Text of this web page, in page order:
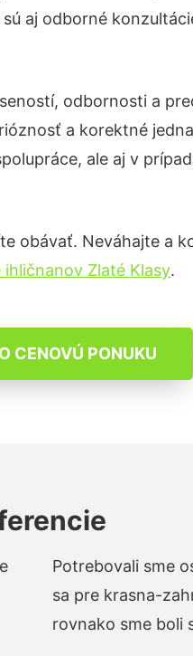
aj odborné
odbornosti a
a korektné
ale aj v
obávať. Neváhajte a
ihličnanov Zlaté Klasy.
CENOVÚ PONUKU
Potrebovali sme
sa pre krasna-
rovnako sme boli